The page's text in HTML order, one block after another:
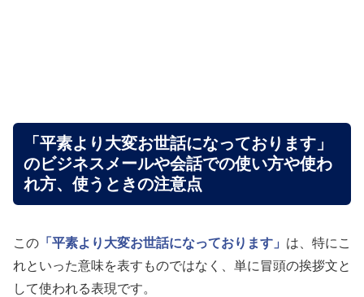
「平素より大変お世話になっております」
のビジネスメールや会話での使い方や使わ
れ方、使うときの注意点
この 「平素より大変お世話になっております」 は、特にこ
れといった意味を表すものではなく、単に冒頭の挨拶文と
して使われる表現です。